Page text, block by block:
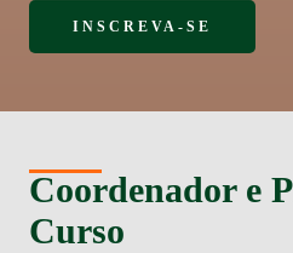
INSCREVA-SE
Coordenador e
Curso